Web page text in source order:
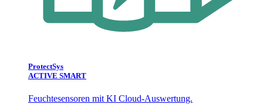
ProtectSys
ACTIVE SMART
Feuchtesensoren mit KI Cloud-Auswertung.